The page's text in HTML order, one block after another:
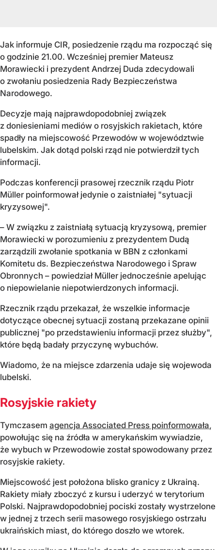
Jak informuje CIR, posiedzenie rządu ma rozpocząć się
o godzinie 21.00. Wcześniej premier Mateusz
Morawiecki i prezydent Andrzej Duda zdecydowali
o zwołaniu posiedzenia Rady Bezpieczeństwa
Narodowego.
Decyzje mają najprawdopodobniej związek
z doniesieniami mediów o rosyjskich rakietach, które
spadły na miejscowość Przewodów w województwie
lubelskim. Jak dotąd polski rząd nie potwierdził tych
informacji.
Podczas konferencji prasowej rzecznik rządu Piotr
Müller poinformował jedynie o zaistniałej "sytuacji
kryzysowej".
– W związku z zaistniałą sytuacją kryzysową, premier
Morawiecki w porozumieniu z prezydentem Dudą
zarządzili zwołanie spotkania w BBN z członkami
Komitetu ds. Bezpieczeństwa Narodowego i Spraw
Obronnych – powiedział Müller jednocześnie apelując
o niepowielanie niepotwierdzonych informacji.
Rzecznik rządu przekazał, że wszelkie informacje
dotyczące obecnej sytuacji zostaną przekazane opinii
publicznej "po przedstawieniu informacji przez służby",
które będą badały przyczynę wybuchów.
Wiadomo, że na miejsce zdarzenia udaje się wojewoda
lubelski.
Rosyjskie rakiety
Tymczasem agencja Associated Press poinformowała,
powołując się na źródła w amerykańskim wywiadzie,
że wybuch w Przewodowie został spowodowany przez
rosyjskie rakiety.
Miejscowość jest położona blisko granicy z Ukrainą.
Rakiety miały zboczyć z kursu i uderzyć w terytorium
Polski. Najprawdopodobniej pociski zostały wystrzelone
w jednej z trzech serii masowego rosyjskiego ostrzału
ukraińskich miast, do którego doszło we wtorek.